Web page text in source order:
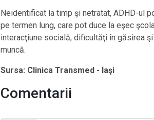
Neidentificat la timp şi netratat, ADHD-ul
pe termen lung, care pot duce la eşec
interacţiune socială, dificultăţi în găsirea
muncă.
Sursa: Clinica Transmed - Iaşi
Comentarii